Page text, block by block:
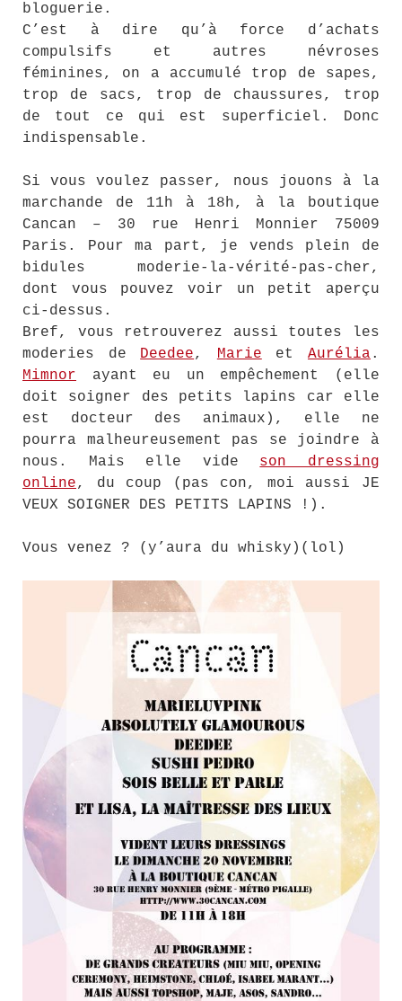
bloguerie.
C’est à dire qu’à force d’achats
compulsifs et autres névroses
féminines, on a accumulé trop de sapes,
trop de sacs, trop de chaussures, trop
de tout ce qui est superficiel. Donc
indispensable.
Si vous voulez passer, nous jouons à la
marchande de 11h à 18h, à la boutique
Cancan – 30 rue Henri Monnier 75009
Paris. Pour ma part, je vends plein de
bidules moderie-la-vérité-pas-cher,
dont vous pouvez voir un petit aperçu
ci-dessus.
Bref, vous retrouverez aussi toutes les
moderies de Deedee, Marie etAurélia .
Mimnor ayant eu un empêchement (elle
doit soigner des petits lapins car elle
est docteur des animaux), elle ne
pourra malheureusement pas se joindre à
nous. Mais elle vide son dressing
online, du coup (pas con, moi aussi JE
VEUX SOIGNER DES PETITS LAPINS !).
Vous venez ? (y’aura du whisky)(lol)